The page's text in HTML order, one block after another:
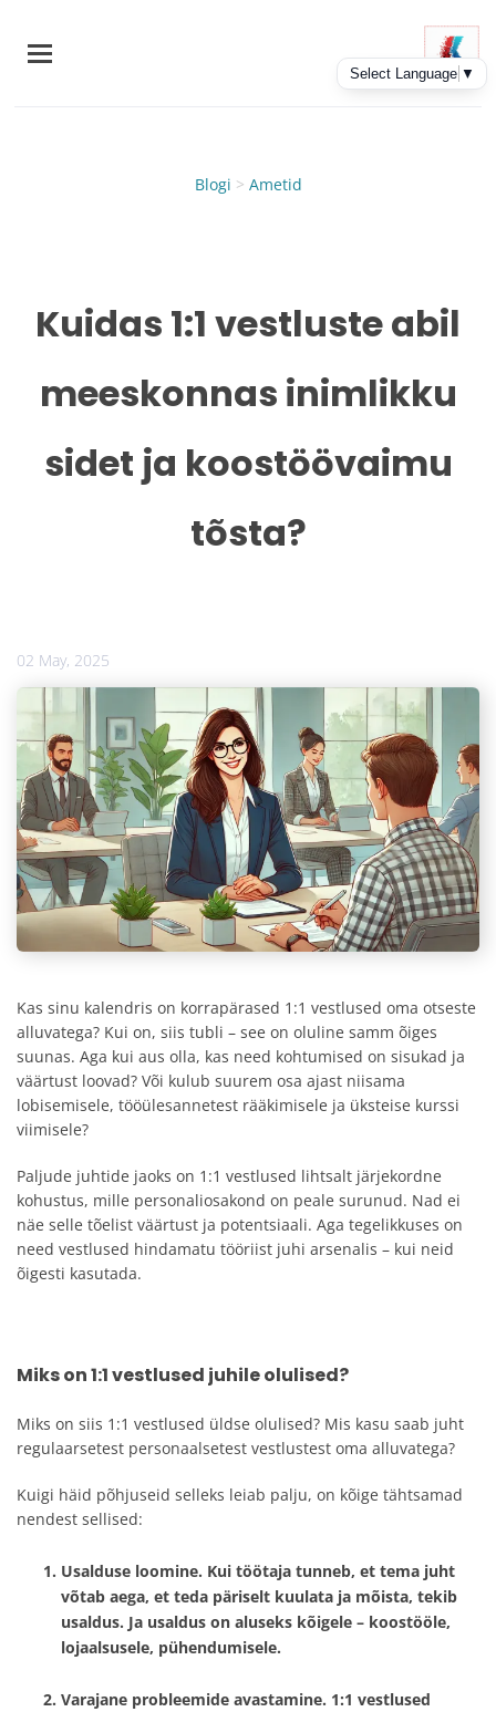
main
Blogi > Ametid
Kuidas 1:1 vestluste abil
meeskonnas inimlikku
sidet ja koostöövaimu
tõsta?
02 May, 2025
Kas sinu kalendris on korrapärased 1:1 vestlused oma otseste
alluvatega? Kui on, siis tubli – see on oluline samm õiges
suunas. Aga kui aus olla, kas need kohtumised on sisukad ja
väärtust loovad? Või kulub suurem osa ajast niisama
lobisemisele, tööülesannetest rääkimisele ja üksteise kurssi
viimisele?
Paljude juhtide jaoks on 1:1 vestlused lihtsalt järjekordne
kohustus, mille personaliosakond on peale surunud. Nad ei
näe selle tõelist väärtust ja potentsiaali. Aga tegelikkuses on
need vestlused hindamatu tööriist juhi arsenalis – kui neid
õigesti kasutada.
Miks on 1:1 vestlused juhile olulised?
Miks on siis 1:1 vestlused üldse olulised? Mis kasu saab juht
regulaarsetest personaalsetest vestlustest oma alluvatega?
Kuigi häid põhjuseid selleks leiab palju, on kõige tähtsamad
nendest sellised:
Usalduse loomine. Kui töötaja tunneb, et tema juht
võtab aega, et teda päriselt kuulata ja mõista, tekib
usaldus. Ja usaldus on aluseks kõigele – koostööle,
lojaalsusele, pühendumisele.
Varajane probleemide avastamine. 1:1 vestlused